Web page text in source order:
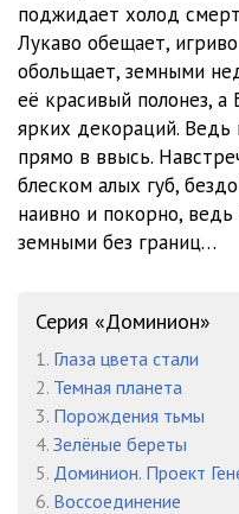
012
013
014
поджидает холод
Лукаво обещает, игриво
обольщает, земными
её красивый полонез,
ярких декораций. Ведь
прямо в ввысь.
блеском алых губ,
наивно и покорно,
земными без границ…
Серия «Доминион»
1. Глаза цвета стали
2. Темная планета
3. Порождения тьмы
4. Зелёные береты
5. Доминион. Проект
6. Воссоединение